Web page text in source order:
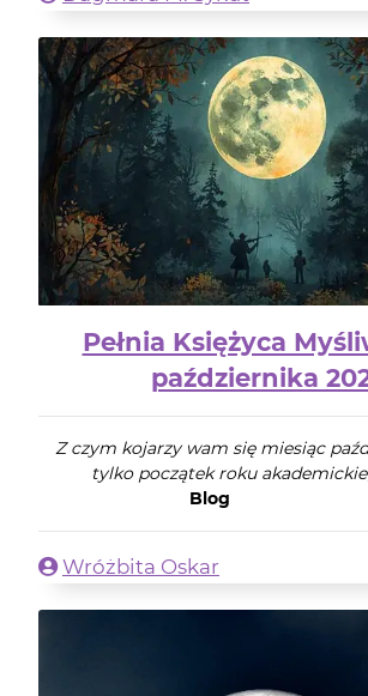
Pełnia Księżyca
października
Z czym kojarzy wam się miesiąc
tylko początek roku
Blog
Wróżbita Oskar